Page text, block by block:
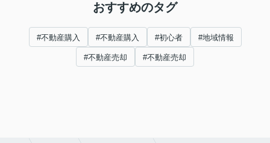
おすすめのタグ
#不動産購入 #不動産購入 #初心者 #地域情報
#不動産売却 #不動産売却